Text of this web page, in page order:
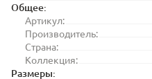
Общее:
Артикул:
Производитель:
Страна:
Коллекция:
Размеры: